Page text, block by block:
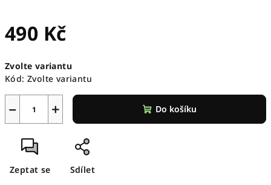
490 Kč
cena:
Zvolte variantu
Kód: Zvolte variantu
+
− Do košíku
Zeptat se Sdílet